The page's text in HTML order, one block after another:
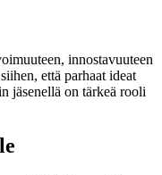
innostavuuteen
että parhaat ideat
jäsenellä on tärkeä rooli